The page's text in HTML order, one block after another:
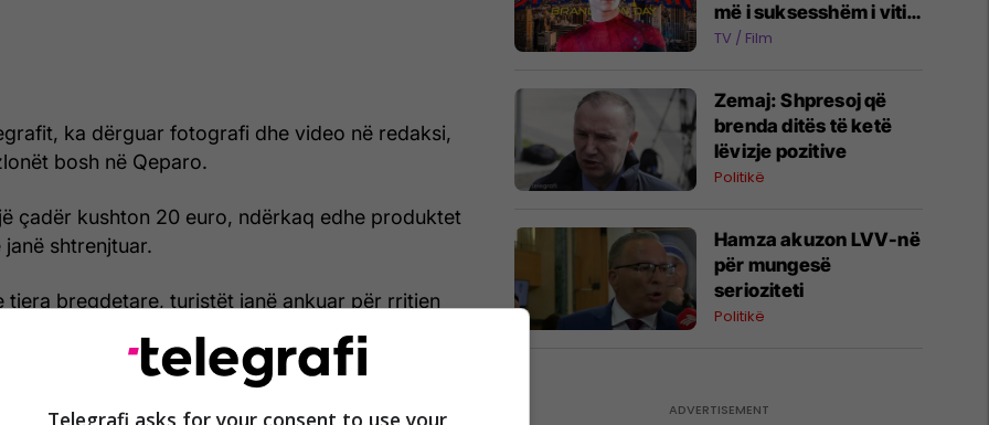
ka dërguar fotografi dhe video në redaksi,
bosh në Qeparo.
çadër kushton 20 euro, ndërkaq edhe produktet
shtrenjtuar.
tjera bregdetare, turistët janë ankuar për rritjen
e kaluar mund të gjendeshin edhe me 25 euro,
30 deri në 100 euro për një natë, ndërsa dhomat
më i suksesshëm i vitit
2026 - kalon 1 miliard
TV / Film
Zemaj: Shpresoj që
brenda ditës të ketë
lëvizje pozitive
Politikë
Hamza akuzon LVV-në
për mungesë
serioziteti
Politikë
Telegrafi asks for your consent to use your